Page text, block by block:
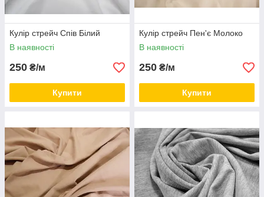
Кулір стрейч Спів Білий
В наявності
250 ₴/м
Купити
Кулір стрейч Пен'є Молоко
В наявності
250 ₴/м
Купити